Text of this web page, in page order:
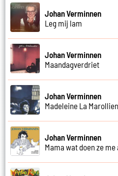
Johan Verminnen
Leg mij lam
Johan Verminnen
Maandagverdriet
Johan Verminnen
Madeleine La
Johan Verminnen
Mama wat doen ze me